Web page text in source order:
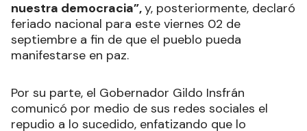
nuestra democracia”,y, posteriormente, declaró
feriado nacional para este viernes 02 de
septiembre a fin de que el pueblo pueda
manifestarse en paz.
Por su parte, el Gobernador Gildo Insfrán
comunicó por medio de sus redes sociales el
repudio a lo sucedido, enfatizando que lo